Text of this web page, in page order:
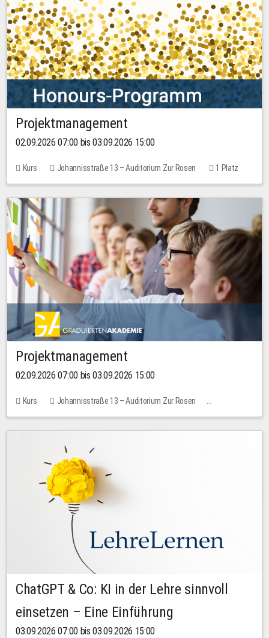
Projektmanagement
02.09.2026 07:00 bis 03.09.2026 15:00
Kurs Johannisstraße 13 – Auditorium Zur Rosen 1 Platz
Projektmanagement
02.09.2026 07:00 bis 03.09.2026 15:00
Kurs
Johannisstraße 13 – Auditorium Zur Rosen
Keine freien Plätze
30,00 EUR
ChatGPT & Co: KI in der Lehre sinnvoll
einsetzen – Eine Einführung
03.09.2026 07:00 bis 03.09.2026 15:00